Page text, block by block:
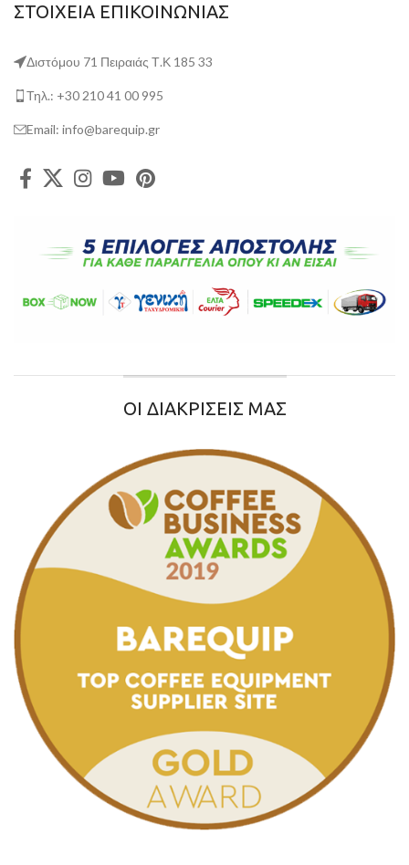
ΣΤΟΙΧΕΙΑ ΕΠΙΚΟΙΝΩΝΙΑΣ
Διστόμου 71 Πειραιάς Τ.Κ 185 33
Τηλ.: +30 210 41 00 995
Email: info@barequip.gr
ΟΙ ΔΙΑΚΡΙΣΕΙΣ ΜΑΣ